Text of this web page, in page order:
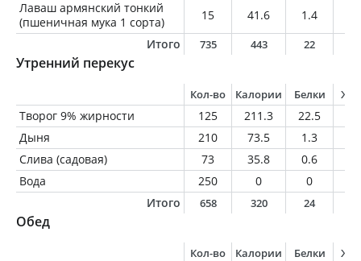
Лаваш армянский тонкий
(пшеничная мука 1 сорта)
15 41.6 1.4
Итого
735 443 22
Утренний перекус
Кол-во Калории Белки
Творог 9% жирности 125 211.3 22.5
Дыня
210 73.5 1.3
Слива (садовая)
73 35.8 0.6
Вода
250 0 0
Итого
658 320 24
Обед
Кол-во Калории Белки